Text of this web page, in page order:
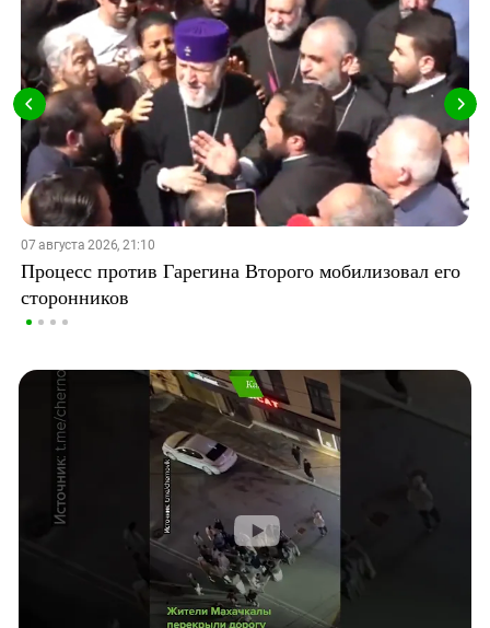
07 августа 2026, 21:10
Процесс против Гарегина Второго мобилизовал его
сторонников